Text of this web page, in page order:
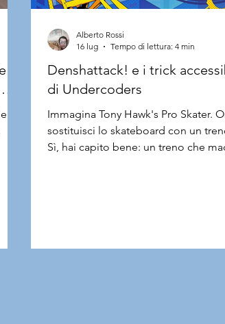
Denshattack! e i trick
di Undercoders
Immagina Tony Hawk's Pro Skater.
sostituisci lo skateboard con un
Sì, hai capito bene: un treno che
Nintendo Switch 2 il 15 luglio. Ma la
Alberto Rossi
16 lug
Tempo di lettura: 4 min